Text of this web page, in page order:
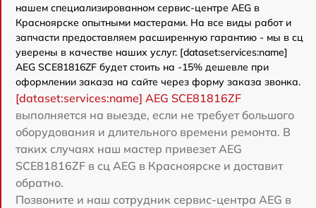
нашем специализированном сервис-центре AEG в
Красноярске опытными мастерами. На все виды работ и
запчасти предоставляем расширенную гарантию - мы в сц
уверены в качестве наших услуг. [dataset:services:name]
AEG SCE81816ZF будет стоить на -15% дешевле при
оформлении заказа на сайте через форму заказа звонка.
[dataset:services:name] AEG SCE81816ZF
выполняется на выезде, если не требует большого
оборудования и длительного времени ремонта. В
таких случаях наш мастер привезет AEG
SCE81816ZF в сц AEG в Красноярске и доставит
обратно.
Позвоните и наш сотрудник сервис-центра AEG в